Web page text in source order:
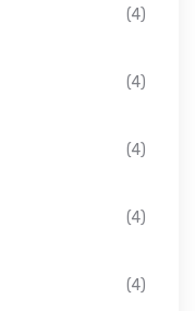
(4)
(4)
(4)
(4)
(4)